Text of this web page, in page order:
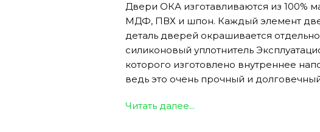
Двери SOFT TOUCH
8 моделей
Двери ОКА изготавливаются из 100%
МДФ, ПВХ и шпон. Каждый элемент
деталь дверей окрашивается
силиконовый уплотнитель
которого изготовлено внутреннее
ведь это очень прочный и
Читать далее...